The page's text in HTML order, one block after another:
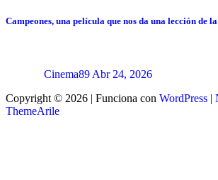
Campeones, una película que nos da una lección de
Cinema89 Abr 24, 2026
Copyright © 2026 | Funciona con WordPress |
ThemeArile